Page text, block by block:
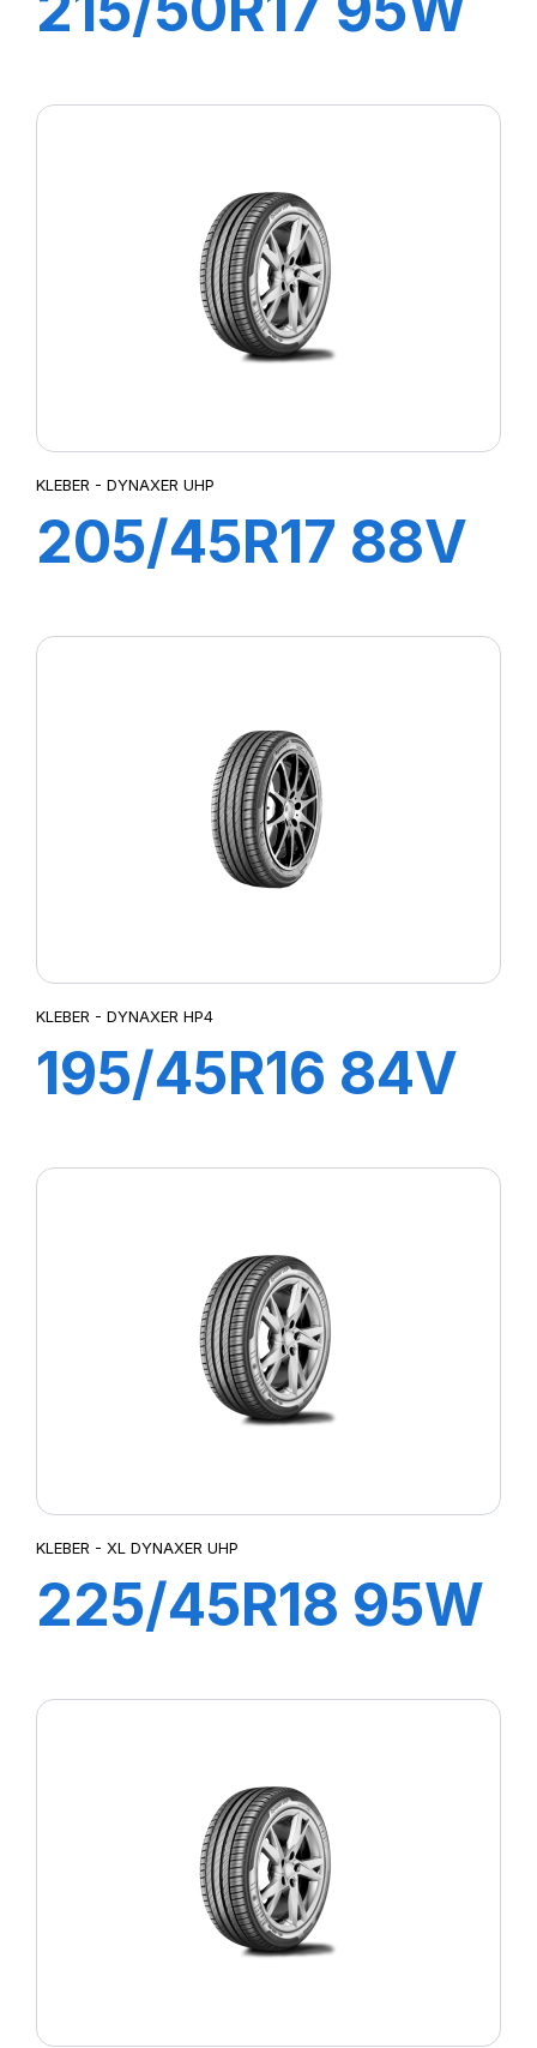
KLEBER - DYNAXER UHP
205/45R17 88V
KLEBER - DYNAXER HP4
195/45R16 84V
KLEBER - XL DYNAXER UHP
225/45R18 95W